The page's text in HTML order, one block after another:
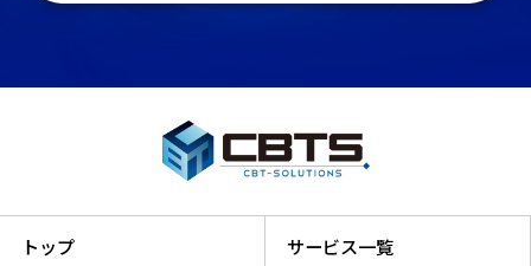
トップ サービス一覧